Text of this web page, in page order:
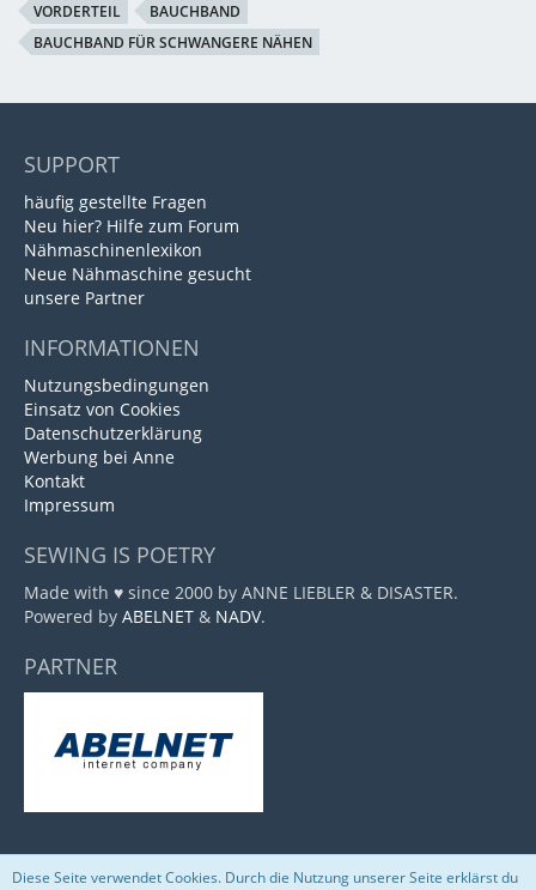
VORDERTEIL
BAUCHBAND
BAUCHBAND FÜR SCHWANGERE NÄHEN
SUPPORT
häufig gestellte Fragen
Neu hier? Hilfe zum Forum
Nähmaschinenlexikon
Neue Nähmaschine gesucht
unsere Partner
INFORMATIONEN
Nutzungsbedingungen
Einsatz von Cookies
Datenschutzerklärung
Werbung bei Anne
Kontakt
Impressum
SEWING IS POETRY
Made with ♥ since 2000 by ANNE LIEBLER & DISASTER.
Powered by ABELNET & NADV.
PARTNER
Diese Seite verwendet Cookies. Durch die Nutzung unserer Seite erklärst du